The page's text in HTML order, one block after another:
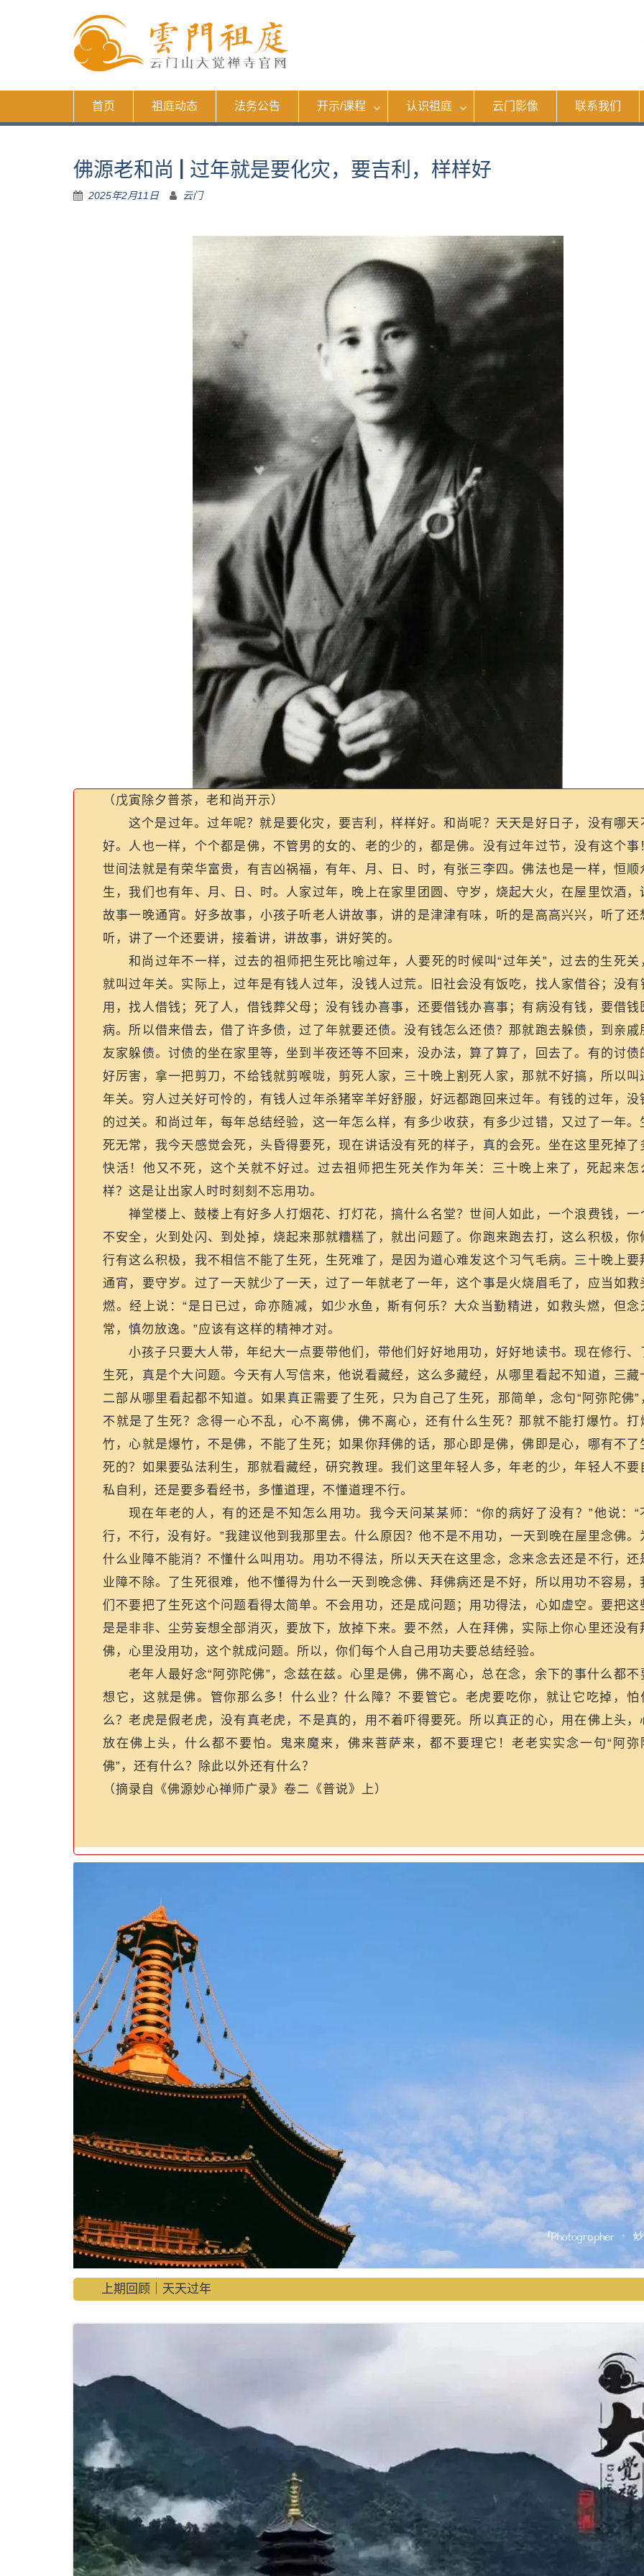
首页 祖庭动态 法务公告 开示/课程 认识祖庭 云门影像 联系我们
佛源老和尚 | 过年就是要化灾，要吉利，样样好
2025年2月11日 云门
（戊寅除夕普茶，老和尚开示）
这个是过年。过年呢？就是要化灾，要吉利，样样好。和尚呢？天天是好日子，没有哪天
好。人也一样，个个都是佛，不管男的女的、老的少的，都是佛。没有过年过节，没有这个事
世间法就是有荣华富贵，有吉凶祸福，有年、月、日、时，有张三李四。佛法也是一样，恒顺
生，我们也有年、月、日、时。人家过年，晚上在家里团圆、守岁，烧起大火，在屋里饮酒，
故事一晚通宵。好多故事，小孩子听老人讲故事，讲的是津津有味，听的是高高兴兴，听了还
听，讲了一个还要讲，接着讲，讲故事，讲好笑的。
和尚过年不一样，过去的祖师把生死比喻过年，人要死的时候叫“过年关”，过去的生死关
就叫过年关。实际上，过年是有钱人过年，没钱人过荒。旧社会没有饭吃，找人家借谷；没有
用，找人借钱；死了人，借钱葬父母；没有钱办喜事，还要借钱办喜事；有病没有钱，要借钱
病。所以借来借去，借了许多债，过了年就要还债。没有钱怎么还债？那就跑去躲债，到亲戚
友家躲债。讨债的坐在家里等，坐到半夜还等不回来，没办法，算了算了，回去了。有的讨债
好厉害，拿一把剪刀，不给钱就剪喉咙，剪死人家，三十晚上割死人家，那就不好搞，所以叫
年关。穷人过关好可怜的，有钱人过年杀猪宰羊好舒服，好远都跑回来过年。有钱的过年，没
的过关。和尚过年，每年总结经验，这一年怎么样，有多少收获，有多少过错，又过了一年。
死无常，我今天感觉会死，头昏得要死，现在讲话没有死的样子，真的会死。坐在这里死掉了
快活！他又不死，这个关就不好过。过去祖师把生死关作为年关：三十晚上来了，死起来怎
样？这是让出家人时时刻刻不忘用功。
禅堂楼上、鼓楼上有好多人打烟花、打灯花，搞什么名堂？世间人如此，一个浪费钱，一
不安全，火到处闪、到处掉，烧起来那就糟糕了，就出问题了。你跑来跑去打，这么积极，你
行有这么积极，我不相信不能了生死，生死难了，是因为道心难发这个习气毛病。三十晚上要
通宵，要守岁。过了一天就少了一天，过了一年就老了一年，这个事是火烧眉毛了，应当如救
燃。经上说：“是日已过，命亦随减，如少水鱼，斯有何乐？大众当勤精进，如救头燃，但念
常，慎勿放逸。”应该有这样的精神才对。
小孩子只要大人带，年纪大一点要带他们，带他们好好地用功，好好地读书。现在修行、
生死，真是个大问题。今天有人写信来，他说看藏经，这么多藏经，从哪里看起不知道，三藏
二部从哪里看起都不知道。如果真正需要了生死，只为自己了生死，那简单，念句“阿弥陀佛”
不就是了生死？念得一心不乱，心不离佛，佛不离心，还有什么生死？那就不能打爆竹。打
竹，心就是爆竹，不是佛，不能了生死；如果你拜佛的话，那心即是佛，佛即是心，哪有不了
死的？如果要弘法利生，那就看藏经，研究教理。我们这里年轻人多，年老的少，年轻人不要
私自利，还是要多看经书，多懂道理，不懂道理不行。
现在年老的人，有的还是不知怎么用功。我今天问某某师：“你的病好了没有？”他说：“
行，不行，没有好。”我建议他到我那里去。什么原因？他不是不用功，一天到晚在屋里念佛。
什么业障不能消？不懂什么叫用功。用功不得法，所以天天在这里念，念来念去还是不行，还
业障不除。了生死很难，他不懂得为什么一天到晚念佛、拜佛病还是不好，所以用功不容易，
们不要把了生死这个问题看得太简单。不会用功，还是成问题；用功得法，心如虚空。要把这
是是非非、尘劳妄想全部消灭，要放下，放掉下来。要不然，人在拜佛，实际上你心里还没有
佛，心里没用功，这个就成问题。所以，你们每个人自己用功夫要总结经验。
老年人最好念“阿弥陀佛”，念兹在兹。心里是佛，佛不离心，总在念，余下的事什么都不
想它，这就是佛。管你那么多！什么业？什么障？不要管它。老虎要吃你，就让它吃掉，怕
么？老虎是假老虎，没有真老虎，不是真的，用不着吓得要死。所以真正的心，用在佛上头，
放在佛上头，什么都不要怕。鬼来魔来，佛来菩萨来，都不要理它！老老实实念一句“阿弥
佛”，还有什么？除此以外还有什么？
（摘录自《佛源妙心禅师广录》卷二《普说》上）
上期回顾｜天天过年